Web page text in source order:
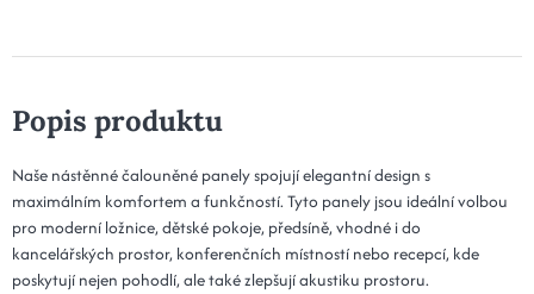
Popis produktu
Naše nástěnné čalouněné panely spojují elegantní design s
maximálním komfortem a funkčností. Tyto panely jsou ideální volbou
pro moderní ložnice, dětské pokoje, předsíně, vhodné i do
kancelářských prostor, konferenčních místností nebo recepcí, kde
poskytují nejen pohodlí, ale také zlepšují akustiku prostoru.